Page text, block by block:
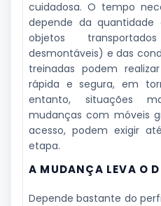
cuidadosa. O tempo
depende da
objetos
desmontáveis) e das
treinadas podem
rápida e segura, em
entanto, situações
mudanças com móveis
acesso, podem exigir
etapa.
A MUDANÇA LEVA O
Depende bastante do